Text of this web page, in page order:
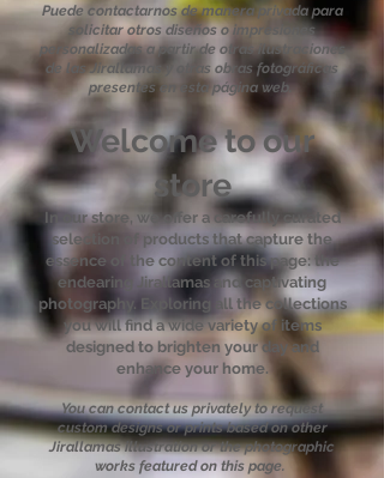
Puede contactarnos de manera privada para
solicitar otros diseños o impresiones
personalizadas a partir de otras ilustraciones
de las Jirallamas y otras obras fotográficas
presentes en esta página web.
Welcome to our
store
In our store, we offer a carefully curated
selection of products that capture the
essence of the content of this page: the
endearing Jirallamas and captivating
photography. Exploring all the collections
you will find a wide variety of items
designed to brighten your day and
enhance your home.
You can contact us privately to request
custom designs or prints based on other
Jirallamas illustration or the photographic
works featured on this page.